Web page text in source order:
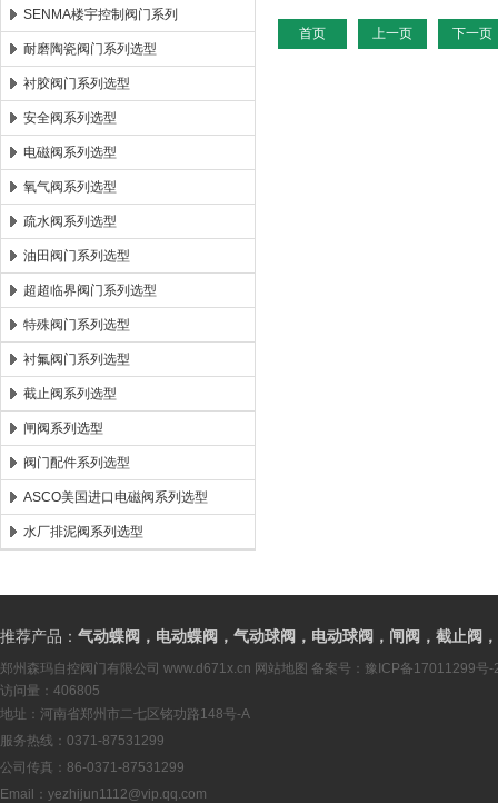
SENMA楼宇控制阀门系列
耐磨陶瓷阀门系列选型
衬胶阀门系列选型
安全阀系列选型
电磁阀系列选型
氧气阀系列选型
疏水阀系列选型
油田阀门系列选型
超超临界阀门系列选型
特殊阀门系列选型
衬氟阀门系列选型
截止阀系列选型
闸阀系列选型
阀门配件系列选型
ASCO美国进口电磁阀系列选型
水厂排泥阀系列选型
首页 上一页 下一页
推荐产品： 气动蝶阀，电动蝶阀，气动球阀，电动球阀，闸阀，截止阀
郑州森玛自控阀门有限公司 www.d671x.cn 网站地图 备案号： 豫ICP备17011299号-
访问量：406805
地址：河南省郑州市二七区铭功路148号-A
服务热线：0371-87531299
公司传真：86-0371-87531299
Email： yezhijun1112@vip.qq.com